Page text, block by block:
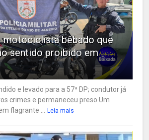
motociclista bêbado que
sentido proibido em
e levado para a 57ª DP; condutor já
crimes e permaneceu preso Um
flagrante ...
Leia mais